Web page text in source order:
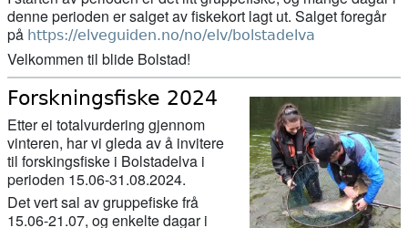
denne perioden er salget av fiskekort lagt ut. Salget foregår
på https://elveguiden.no/no/elv/bolstadelva
Velkommen til blide Bolstad!
Forskningsfiske 2024
Etter ei totalvurdering gjennom
vinteren, har vi gleda av å invitere
til forskingsfiske i Bolstadelva i
perioden 15.06-31.08.2024.
Det vert sal av gruppefiske frå
15.06-21.07, og enkelte dagar i